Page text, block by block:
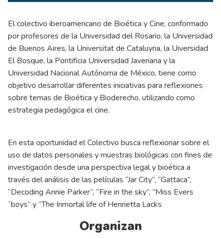
El colectivo iberoamericano de Bioética y Cine, conformado
por profesores de la Universidad del Rosario, la Universidad
de Buenos Aires, la Universitat de Cataluyna, la Uiversidad
El Bosque, la Pontificia Universidad Javeriana y la
Universidad Nacional Autónoma de México, tiene como
objetivo desarrollar diferentes iniciativas para reflexiones
sobre temas de Bioética y Bioderecho, utilizando como
estrategia pedagógica el cine.
En esta oportunidad el Colectivo busca reflexionar sobre el
uso de datos personales y muestras biológicas con fines de
investigación desde una perspectiva legal y bioética a
través del análisis de las películas “Jar City”, “Gattaca”,
“Decoding Annie Parker”, “Fire in the sky”, “Miss Evers
´boys” y “The Inmortal life of Henrietta Lacks
Organizan